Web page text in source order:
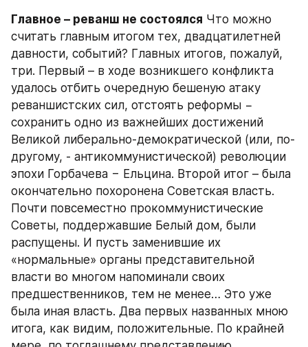
Главное – реванш не состоялся Что можно
считать главным итогом тех, двадцатилетней
давности, событий? Главных итогов, пожалуй,
три. Первый – в ходе возникшего конфликта
удалось отбить очередную бешеную атаку
реваншистских сил, отстоять реформы −
сохранить одно из важнейших достижений
Великой либерально-демократической (или, по-
другому, - антикоммунистической) революции
эпохи Горбачева − Ельцина. Второй итог – была
окончательно похоронена Советская власть.
Почти повсеместно прокоммунистические
Советы, поддержавшие Белый дом, были
распущены. И пусть заменившие их
«нормальные» органы представительной
власти во многом напоминали своих
предшественников, тем не менее… Это уже
была иная власть. Два первых названных мною
итога, как видим, положительные. По крайней